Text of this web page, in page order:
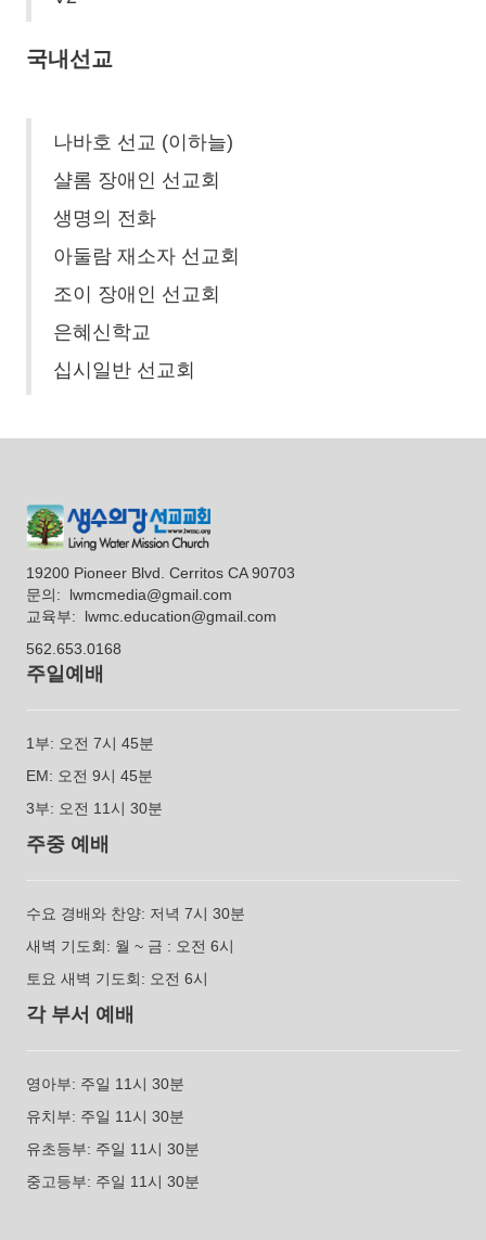
국내선교
나바호 선교 (이하늘)
샬롬 장애인 선교회
생명의 전화
아둘람 재소자 선교회
조이 장애인 선교회
은혜신학교
십시일반 선교회
19200 Pioneer Blvd. Cerritos CA 90703
문의: lwmcmedia@gmail.com
교육부: lwmc.education@gmail.com
562.653.0168
주일예배
1부: 오전 7시 45분
EM: 오전 9시 45분
3부: 오전 11시 30분
주중 예배
수요 경배와 찬양: 저녁 7시 30분
새벽 기도회: 월 ~ 금 : 오전 6시
토요 새벽 기도회: 오전 6시
각 부서 예배
영아부: 주일 11시 30분
유치부: 주일 11시 30분
유초등부: 주일 11시 30분
중고등부: 주일 11시 30분